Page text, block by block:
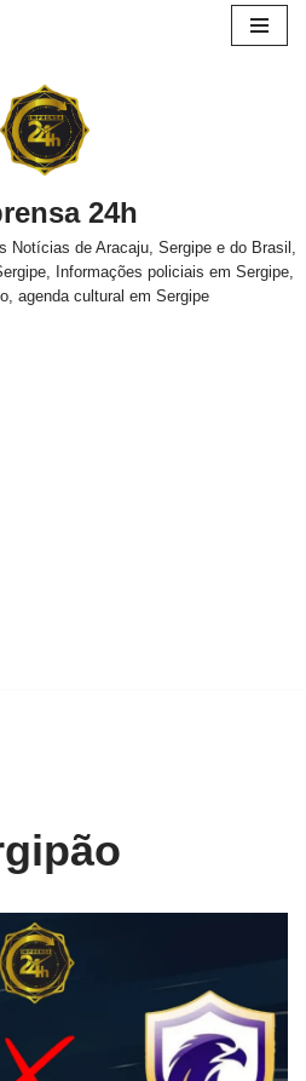
24h
Notícias de Aracaju, Sergipe e do Brasil,
Informações policiais em Sergipe,
agenda cultural em Sergipe